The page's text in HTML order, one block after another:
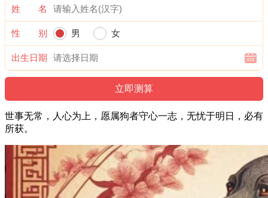
姓 名
性 别 男 女
出生日期
世事无常，人心为上，愿属狗者守心一志，无忧于明日，必有
所获。